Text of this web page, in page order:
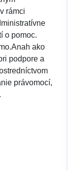
rámci
o pomoc.
ako
podpore a
právomocí,